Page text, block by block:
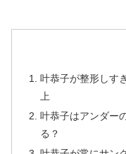
叶恭子が整形しす
上
叶恭子はアンダー
る？